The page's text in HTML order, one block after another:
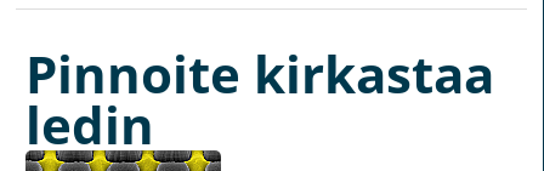
Pinnoite kirkastaa
ledin